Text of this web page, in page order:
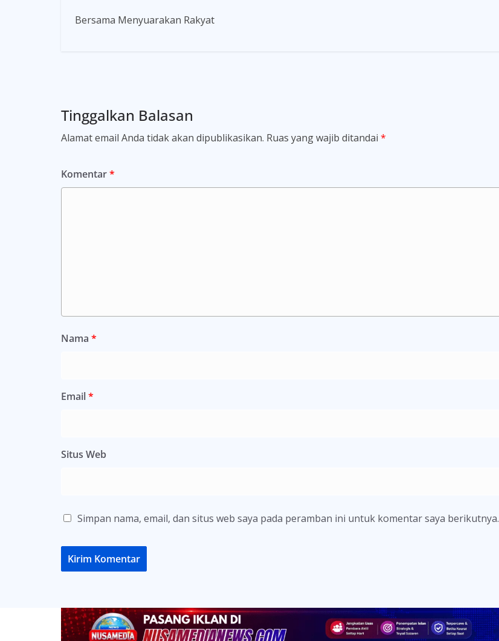
Bersama Menyuarakan Rakyat
Tinggalkan Balasan
Alamat email Anda tidak akan dipublikasikan. Ruas yang wajib ditandai *
Komentar*
Nama *
Email*
Situs Web
Simpan nama, email, dan situs web saya pada peramban ini untuk komentar saya berikutnya.